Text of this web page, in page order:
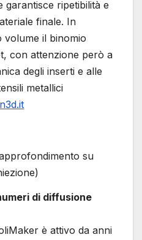
garantisce ripetibilità e
finale. In
volume il binomio
con attenzione però a
degli inserti e alle
metallici
su
di diffusione
è attivo da anni